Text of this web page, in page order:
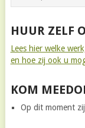
HUUR ZELF
Lees hier welke
en hoe zij ook u
KOM
Op dit moment